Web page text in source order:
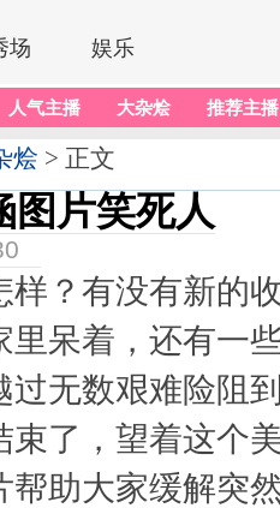
场 娱乐
人气主播 大杂烩 推荐主播
烩 > 正文
图片笑死人
？有没有新的收
里呆着，还有一
过无数艰难险阻
束了，望着这个
帮助大家缓解突